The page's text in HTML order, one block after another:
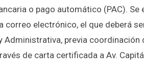
o pago automático (PAC). Se
correo electrónico, el que deberá
Administrativa, previa
de carta certificada a Av.